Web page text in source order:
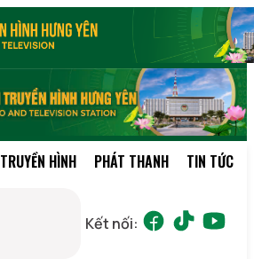
TRUYỀN HÌNH PHÁT THANH TIN TỨC
Kết nối: